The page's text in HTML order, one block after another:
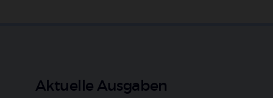
Aktuelle Ausgaben